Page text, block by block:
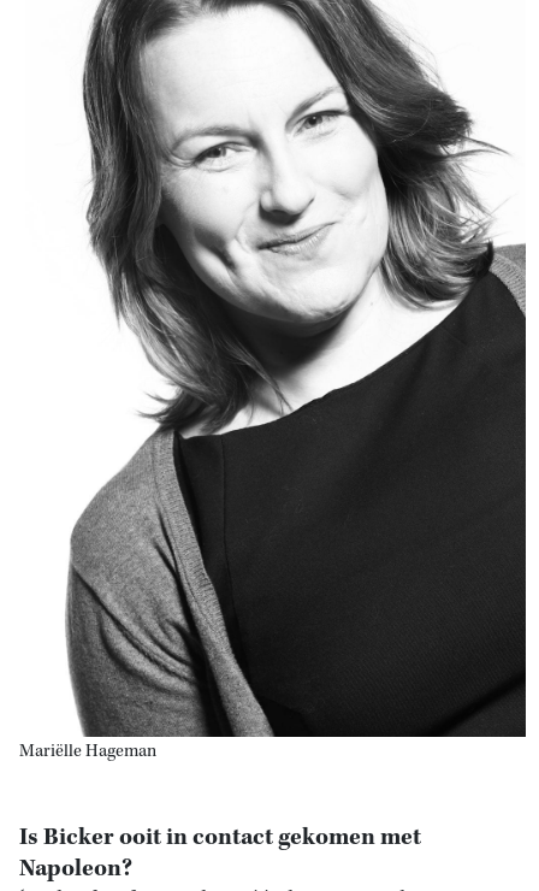
Mariëlle Hageman
Is Bicker ooit in contact gekomen met
Napoleon?